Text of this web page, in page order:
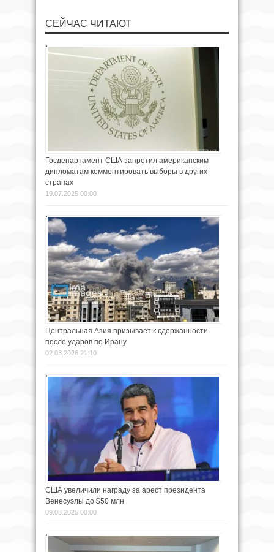
СЕЙЧАС ЧИТАЮТ
Госдепартамент США запретил американским
дипломатам комментировать выборы в других
странах
19.07.2025 00:00
Центральная Азия призывает к сдержанности
после ударов по Ирану
02.03.2026 21:10
США увеличили награду за арест президента
Венесуэлы до $50 млн
09.08.2025 00:00